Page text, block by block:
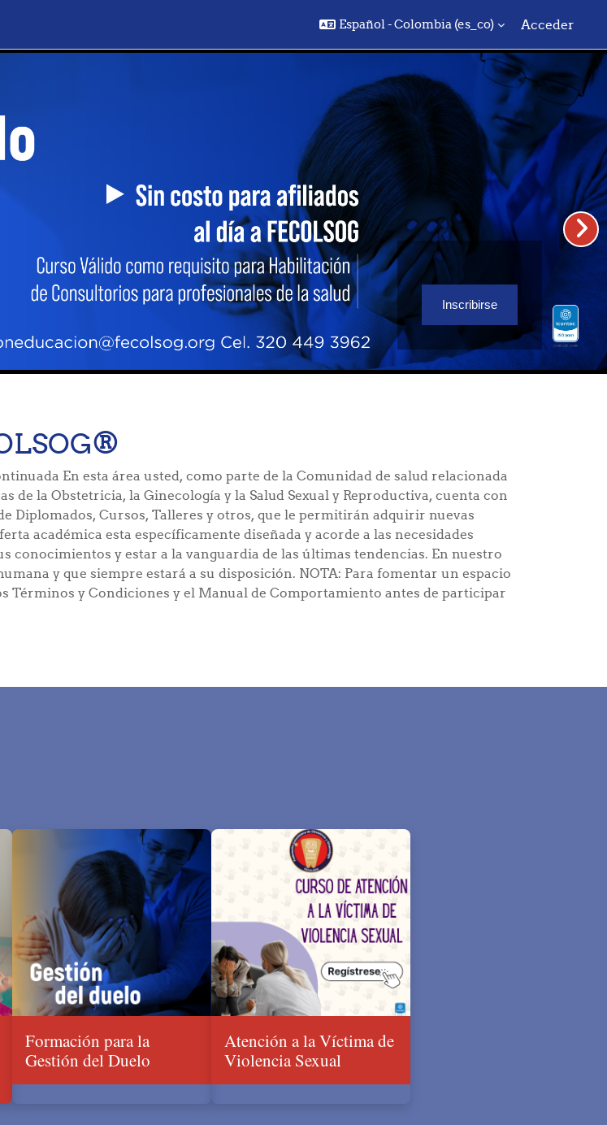
Español - Colombia ‎(es_co)‎ Acceder
Inscribirse
En esta área usted, como parte de la Comunidad de salud relacionada
de la Obstetricia, la Ginecología y la Salud Sexual y Reproductiva, cuenta con
Diplomados, Cursos, Talleres y otros, que le permitirán adquirir nuevas
académica esta específicamente diseñada y acorde a las necesidades
conocimientos y estar a la vanguardia de las últimas tendencias. En nuestro
y que siempre estará a su disposición. NOTA: Para fomentar un espacio
Términos y Condiciones y el Manual de Comportamiento antes de participar
Formación para la
Gestión del Duelo
Atención a la Víctima de
Violencia Sexual